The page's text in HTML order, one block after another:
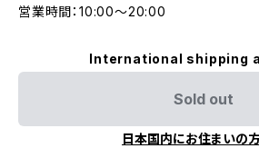
営業時間：10:00〜20:00
International shipping
Sold out
日本国内にお住まいの